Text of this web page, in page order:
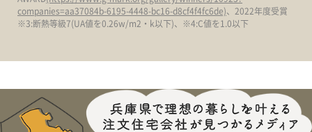
companies=aa37084b-6195-4448-bc16-d8cf4f4fc6de)、2022年度受賞
※3:断熱等級7(UA値を0.26w/m2・k以下)、※4:C値を1.0以下